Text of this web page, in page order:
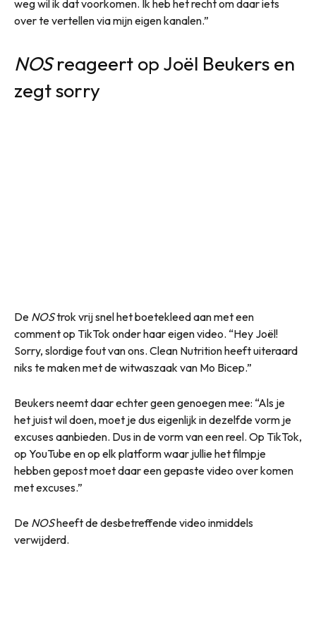
weg wil ik dat voorkomen. Ik heb het recht om daar iets
over te vertellen via mijn eigen kanalen.”
NOSreageert op Joël Beukers en
zegt sorry
De NOStrok vrij snel het boetekleed aan met een
comment op TikTok onder haar eigen video. “Hey Joël!
Sorry, slordige fout van ons. Clean Nutrition heeft uiteraard
niks te maken met de witwaszaak van Mo Bicep.”
Beukers neemt daar echter geen genoegen mee: “Als je
het juist wil doen, moet je dus eigenlijk in dezelfde vorm je
excuses aanbieden. Dus in de vorm van een reel. Op TikTok,
op YouTube en op elk platform waar jullie het filmpje
hebben gepost moet daar een gepaste video over komen
met excuses.”
De NOSheeft de desbetreffende video inmiddels
verwijderd.